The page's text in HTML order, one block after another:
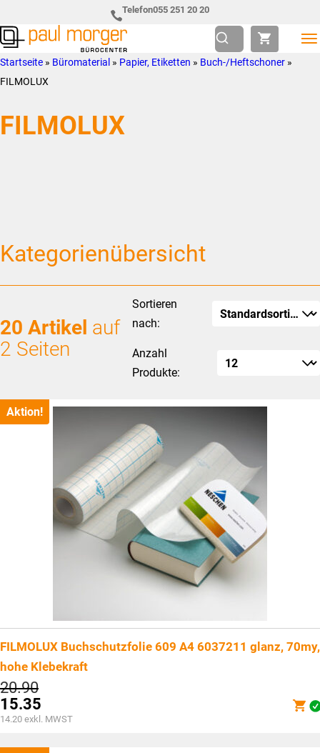
Hauptnavigation
springen
to
main
content
Telefon055 251 20 20
Paul
Morger
Bürocenter
so
individuell
Sie
Startseite » Büromaterial » Papier, Etiketten » Buch-/Heftschoner »
FILMOLUX
FILMOLUX
Kategorienübersicht
20 Artikel auf
2 Seiten
Sortieren
nach:
Anzahl
Produkte:
Aktion!
FILMOLUX Buchschutzfolie 609 A4 6037211 glanz, 70my,
hohe Klebekraft
20.90Ursprünglicher
Preis
war:
CHF20.90
15.35
Aktueller
ist:
14.20 exkl. MWST